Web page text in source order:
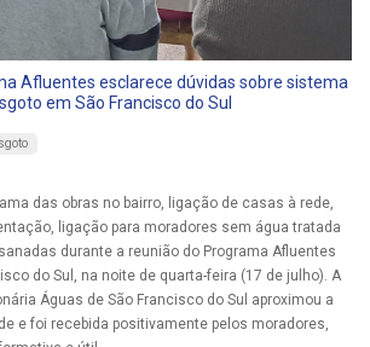
Afluentes esclarece dúvidas sobre sistema
em São Francisco do Sul
das obras no bairro, ligação de casas à rede,
ligação para moradores sem água tratada
durante a reunião do Programa Afluentes
do Sul, na noite de quarta-feira (17 de julho). A
Águas de São Francisco do Sul aproximou a
e foi recebida positivamente pelos moradores,